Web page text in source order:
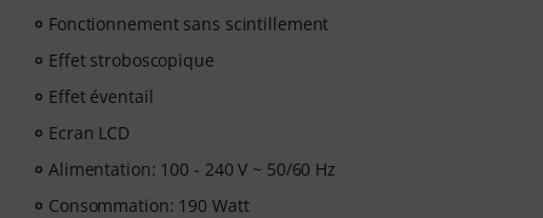
Fonctionnement sans scintillement
Effet stroboscopique
Effet éventail
Ecran LCD
Alimentation: 100 - 240 V ~ 50/60 Hz
Consommation: 190 Watt